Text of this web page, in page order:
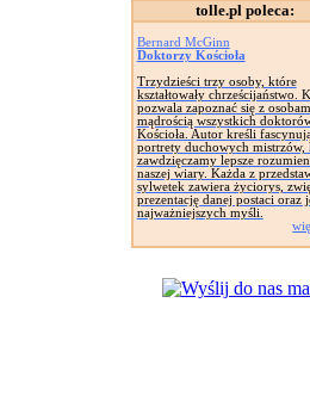
tolle.pl poleca:
Bernard McGinn
Doktorzy Kościoła
Trzydzieści trzy osoby, które
kształtowały chrześcijaństwo.
pozwala zapoznać się z
mądrością wszystkich
Kościoła. Autor kreśli
portrety duchowych mistrzów,
zawdzięczamy lepsze
naszej wiary. Każda z
sylwetek zawiera życiorys,
prezentację danej postaci oraz
najważniejszych myśli.